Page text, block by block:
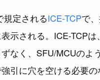
規定されるICE-TCPで
示される。ICE-TCP
なく、SFU/MCUのよ
引に穴を空ける必要